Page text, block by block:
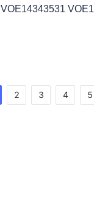
VOE14343531
2 3 4 5